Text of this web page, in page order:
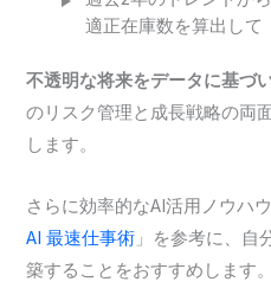
適正在庫数を算出して
不透明な将来をデータに基づ
のリスク管理と成長戦略の両
します。
さらに効率的なAI活用ノウハ
AI 最速仕事術 」を参考に、自
築することをおすすめします。